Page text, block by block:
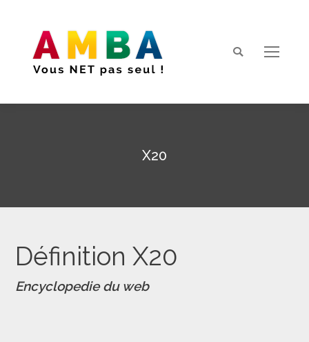
Search:
X20
Définition X20
Encyclopedie du web